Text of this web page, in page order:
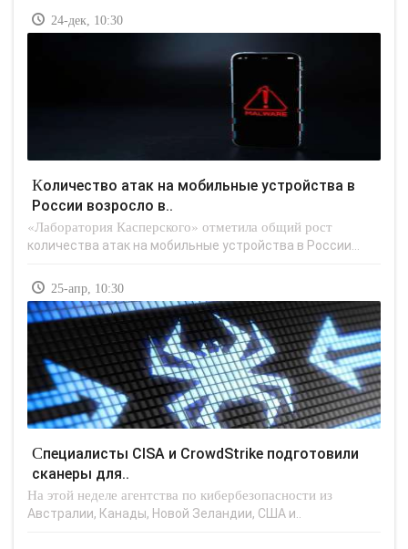
24-дек, 10:30
Количество атак на мобильные устройства в
России возросло в..
«Лаборатория Касперского» отметила общий рост
количества атак на мобильные устройства в России...
25-апр, 10:30
Специалисты CISA и CrowdStrike подготовили
сканеры для..
На этой неделе агентства по кибербезопасности из
Австралии, Канады, Новой Зеландии, США и..